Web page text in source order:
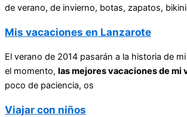
de verano, de invierno, botas, zapatos,
Mis vacaciones en Lanzarote
El verano de 2014 pasarán a la historia de
el momento, las mejores vacaciones de mi
poco de paciencia, os
Viajar con niños